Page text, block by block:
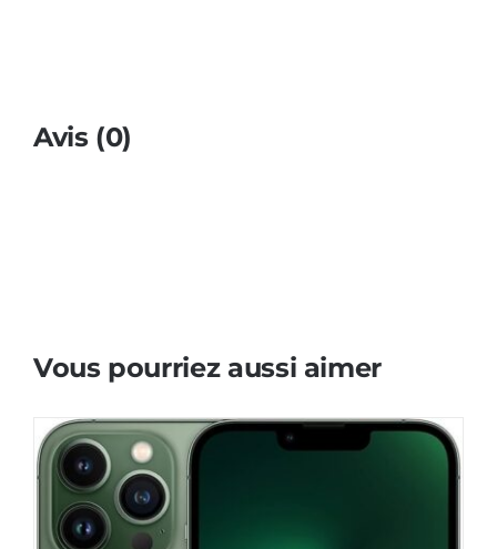
Avis (0)
Vous pourriez aussi aimer